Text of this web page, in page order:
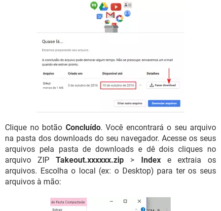
Clique no botão Concluído. Você encontrará o seu arquivo
na pasta dos downloads do seu navegador. Acesse os seus
arquivos pela pasta de downloads e dê dois cliques no
arquivo ZIPTakeout.xxxxxx.zip > Indexe extraia os
arquivos. Escolha o local (ex: o Desktop) para ter os seus
arquivos à mão: